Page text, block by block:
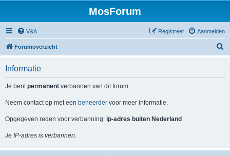
MosForum
V&A Aanmelden
Registreer
Forumoverzicht
Informatie
Je bentpermanent verbannen van dit forum.
Neem contact op met een beheerder voor meer informatie.
Opgegeven reden voor verbanning: ip-adres buiten Nederland
Je IP-adres is verbannen.